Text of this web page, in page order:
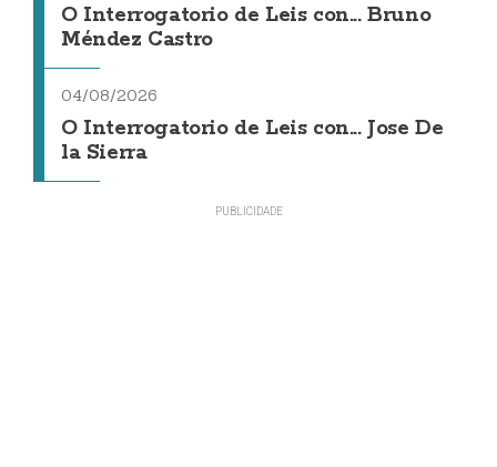
O Interrogatorio de Leis con... Bruno
Méndez Castro
04/08/2026
O Interrogatorio de Leis con... Jose De
la Sierra